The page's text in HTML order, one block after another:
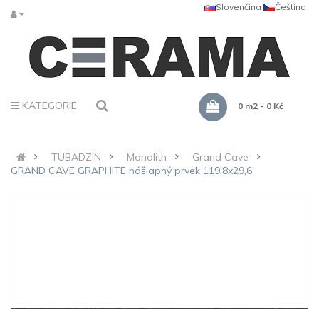
Čeština
Slovenčina
KATEGORIE 0 m2 - 0 Kč
TUBADZIN Monolith
Grand Cave
GRAND CAVE GRAPHITE nášlapný prvek 119,8x29,6